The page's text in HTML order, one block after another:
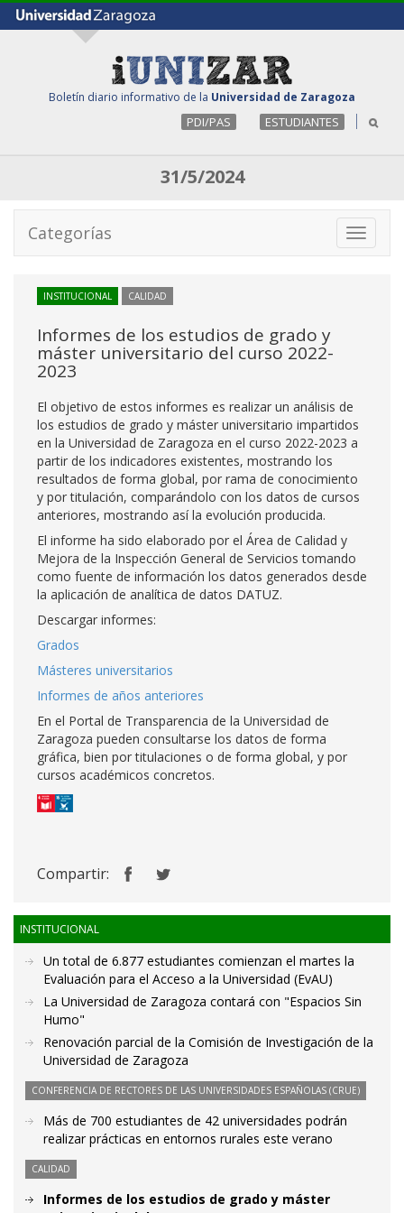
Boletín diario informativo de la Universidad de Zaragoza
PDI/PAS ESTUDIANTES
31/5/2024
Toggle
Categorías
INSTITUCIONAL CALIDAD
Informes de los estudios de grado y
máster universitario del curso 2022-
2023
El objetivo de estos informes es realizar un análisis de
los estudios de grado y máster universitario impartidos
en la Universidad de Zaragoza en el curso 2022-2023 a
partir de los indicadores existentes, mostrando los
resultados de forma global, por rama de conocimiento
y por titulación, comparándolo con los datos de cursos
anteriores, mostrando así la evolución producida.
El informe ha sido elaborado por el Área de Calidad y
Mejora de la Inspección General de Servicios tomando
como fuente de información los datos generados desde
la aplicación de analítica de datos DATUZ.
Descargar informes:
Grados
Másteres universitarios
Informes de años anteriores
En el Portal de Transparencia de la Universidad de
Zaragoza pueden consultarse los datos de forma
gráfica, bien por titulaciones o de forma global, y por
cursos académicos concretos.
Compartir:
INSTITUCIONAL
Un total de 6.877 estudiantes comienzan el martes la
Evaluación para el Acceso a la Universidad (EvAU)
La Universidad de Zaragoza contará con "Espacios Sin
Humo"
Renovación parcial de la Comisión de Investigación de la
Universidad de Zaragoza
CONFERENCIA DE RECTORES DE LAS UNIVERSIDADES ESPAÑOLAS (CRUE)
Más de 700 estudiantes de 42 universidades podrán
realizar prácticas en entornos rurales este verano
CALIDAD
Informes de los estudios de grado y máster